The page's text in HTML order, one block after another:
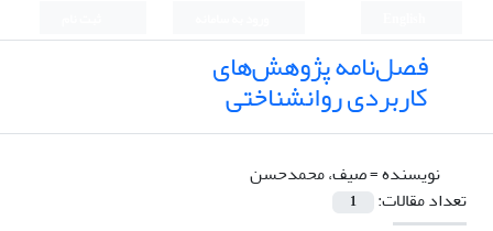
فصل‌نامه پژوهش‌های
کاربردی روانشناختی
نویسنده =صیف، محمدحسن
تعداد مقالات:
1